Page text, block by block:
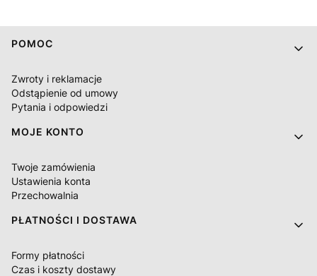
Linki w stopce
POMOC
Zwroty i reklamacje
Odstąpienie od umowy
Pytania i odpowiedzi
MOJE KONTO
Twoje zamówienia
Ustawienia konta
Przechowalnia
PŁATNOŚCI I DOSTAWA
Formy płatności
Czas i koszty dostawy